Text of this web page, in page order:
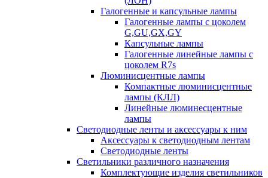
Галогенные и капсульные лампы
Галогенные лампы с цоколем
G,GU,GX,GY
Капсульные лампы
Галогенные линейные лампы с
цоколем R7s
Люминисцентные лампы
Компактные люминисцентные
лампы (КЛЛ)
Линейные люминесцентные
лампы
Светодиодные ленты и аксессуары к ним
Аксессуары к светодиодным лентам
Светодиодные ленты
Светильники различного назначения
Комплектующие изделия светильников